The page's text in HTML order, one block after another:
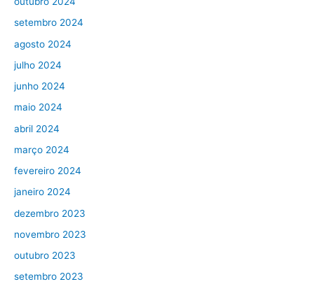
setembro 2024
agosto 2024
julho 2024
junho 2024
maio 2024
abril 2024
março 2024
fevereiro 2024
janeiro 2024
dezembro 2023
novembro 2023
outubro 2023
setembro 2023